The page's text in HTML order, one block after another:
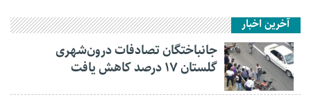
آخرین اخبار
جانباختگان تصادفات درون‌شهری
گلستان ۱۷ درصد کاهش یافت